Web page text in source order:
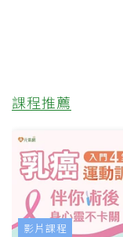
課程推薦
影片課程